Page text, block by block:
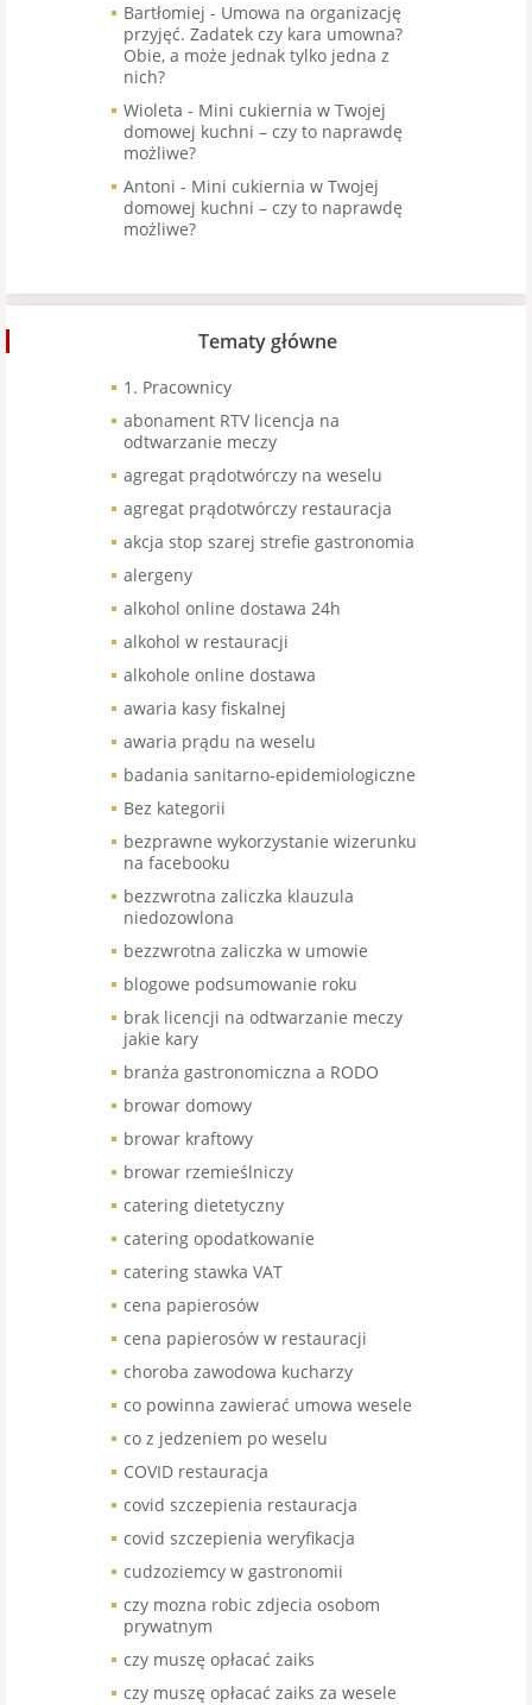
Bartłomiej - Umowa na organizację
przyjęć. Zadatek czy kara umowna?
Obie, a może jednak tylko jedna z
nich?
Wioleta - Mini cukiernia w Twojej
domowej kuchni – czy to naprawdę
możliwe?
Antoni - Mini cukiernia w Twojej
domowej kuchni – czy to naprawdę
możliwe?
Tematy główne
1. Pracownicy
abonament RTV licencja na
odtwarzanie meczy
agregat prądotwórczy na weselu
agregat prądotwórczy restauracja
akcja stop szarej strefie gastronomia
alergeny
alkohol online dostawa 24h
alkohol w restauracji
alkohole online dostawa
awaria kasy fiskalnej
awaria prądu na weselu
badania sanitarno-epidemiologiczne
Bez kategorii
bezprawne wykorzystanie wizerunku
na facebooku
bezzwrotna zaliczka klauzula
niedozowlona
bezzwrotna zaliczka w umowie
blogowe podsumowanie roku
brak licencji na odtwarzanie meczy
jakie kary
branża gastronomiczna a RODO
browar domowy
browar kraftowy
browar rzemieślniczy
catering dietetyczny
catering opodatkowanie
catering stawka VAT
cena papierosów
cena papierosów w restauracji
choroba zawodowa kucharzy
co powinna zawierać umowa wesele
co z jedzeniem po weselu
COVID restauracja
covid szczepienia restauracja
covid szczepienia weryfikacja
cudzoziemcy w gastronomii
czy mozna robic zdjecia osobom
prywatnym
czy muszę opłacać zaiks
czy muszę opłacać zaiks za wesele